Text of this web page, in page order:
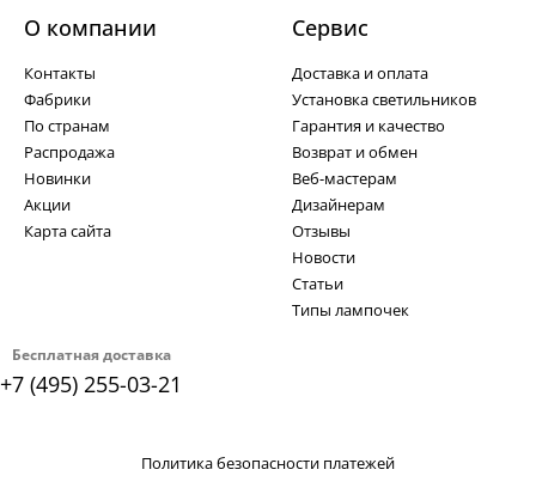
Бесплатная доставка
+7 (495) 255-03-21
О компании
Контакты
Фабрики
По странам
Распродажа
Новинки
Акции
Карта сайта
Cервис
Доставка и оплата
Установка светильников
Гарантия и качество
Возврат и обмен
Веб-мастерам
Дизайнерам
Отзывы
Новости
Статьи
Типы лампочек
Политика безопасности платежей